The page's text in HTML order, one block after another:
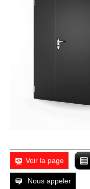
Voir la page
Nous appeler